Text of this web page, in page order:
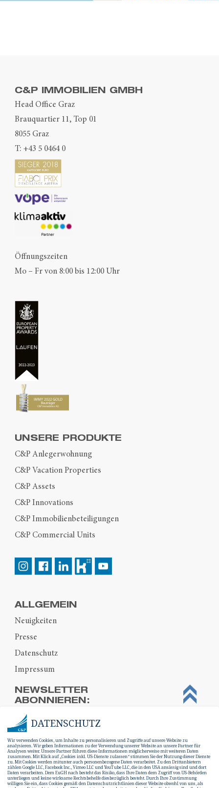
C&P IMMOBILIEN GMBH
Head Office Graz
Brauquartier 11, Top 01
8055 Graz
T: +43 5 0464 0
Öffnungszeiten
Mo – Fr von 8:00 bis 12:00 Uhr
UNSERE PRODUKTE
C&P Anlegerwohnung
C&P Vacation Properties
C&P Assets
C&P Innovations
C&P Immobilienbeteiligungen
C&P Commercial Units
ALLGEMEIN
Neuigkeiten
Presse
Datenschutz
Impressum
NEWSLETTER
ABONNIEREN:
DATENSCHUTZ
Wir verwenden Cookies, um Inhalte zu personalisieren und Zugriffe auf unsere Website zu
analysieren. Wir geben Informationen zu der Verwendung unserer Website an unsere Partner für
Analysen weiter. Unsere Partner führen diese Informationen möglicherweise mit weiteren Daten
zusammen. Mit Klick auf „Cookies inkl. US-Dienste zulassen“ stimmen Sie der Nutzung dieser Dienste
zu. Mit Cookies werden mitunter auch personenbezogene Daten verarbeitet. Zu den Drittanbietern
zählen Google LLC, Facebook Inc., Vimeo LLC und YouTube LLC, die in den USA ansässig sind und dort
Daten verarbeiten. Dem EuGH nach besteht das Risiko, dass Ihre Daten dem Zugriff von US-Behörden
unterliegen und keine wirksame Rechtsbehelfe diesbezüglich besteht. Durch Ihre Zustimmung
willigen Sie ein, dass Cookies gemäß den Datenschutzrichtlinien dieser Website obwohl von uns, als